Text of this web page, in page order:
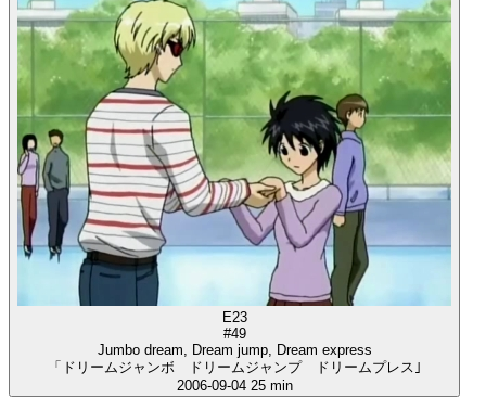
E23
#49
Jumbo dream, Dream jump, Dream express
「ドリームジャンボ ドリームジャンプ ドリームプレス｣
2006-09-04 25 min